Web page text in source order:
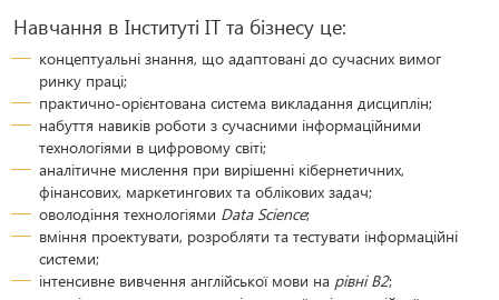
Навчання в Інституті ІТ та бізнесу це:
концептуальні знання, що адаптовані до сучасних вимог
ринку праці;
практично-орієнтована система викладання дисциплін;
набуття навиків роботи з сучасними інформаційними
технологіями в цифровому світі;
аналітичне мислення при вирішенні кібернетичних,
фінансових, маркетингових та облікових задач;
оволодіння технологіями Data Science;
вміння проектувати, розробляти та тестувати інформаційні
системи;
інтенсивне вивчення англійської мови на рівні B2;